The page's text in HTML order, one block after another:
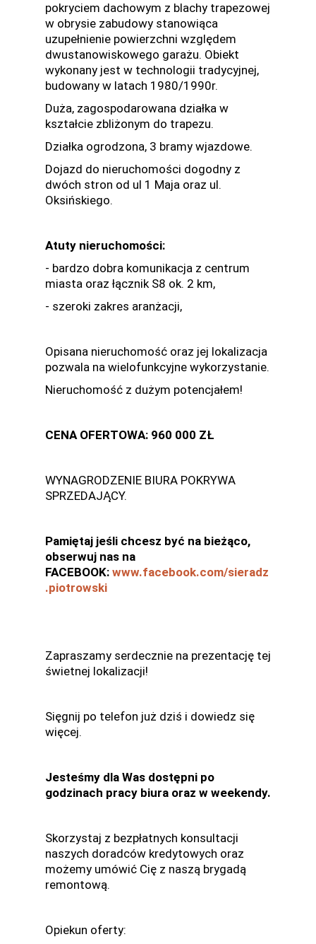
pokryciem dachowym z blachy trapezowej
w obrysie zabudowy stanowiąca
uzupełnienie powierzchni względem
dwustanowiskowego garażu. Obiekt
wykonany jest w technologii tradycyjnej,
budowany w latach 1980/1990r.
Duża, zagospodarowana działka w
kształcie zbliżonym do trapezu.
Działka ogrodzona, 3 bramy wjazdowe.
Dojazd do nieruchomości dogodny z
dwóch stron od ul 1 Maja oraz ul.
Oksińskiego.
Atuty nieruchomości:
- bardzo dobra komunikacja z centrum
miasta oraz łącznik S8 ok. 2 km,
- szeroki zakres aranżacji,
Opisana nieruchomość oraz jej lokalizacja
pozwala na wielofunkcyjne wykorzystanie.
Nieruchomość z dużym potencjałem!
CENA OFERTOWA: 960 000 ZŁ
WYNAGRODZENIE BIURA POKRYWA
SPRZEDAJĄCY.
Pamiętaj jeśli chcesz być na bieżąco,
obserwuj nas na
FACEBOOK: www.facebook.com/sieradz
.piotrowski
Zapraszamy serdecznie na prezentację tej
świetnej lokalizacji!
Sięgnij po telefon już dziś i dowiedz się
więcej.
Jesteśmy dla Was dostępni po
godzinach pracy biura oraz w weekendy.
Skorzystaj z bezpłatnych konsultacji
naszych doradców kredytowych oraz
możemy umówić Cię z naszą brygadą
remontową.
Opiekun oferty: